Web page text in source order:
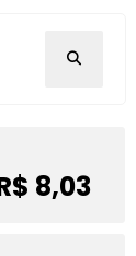
8,03